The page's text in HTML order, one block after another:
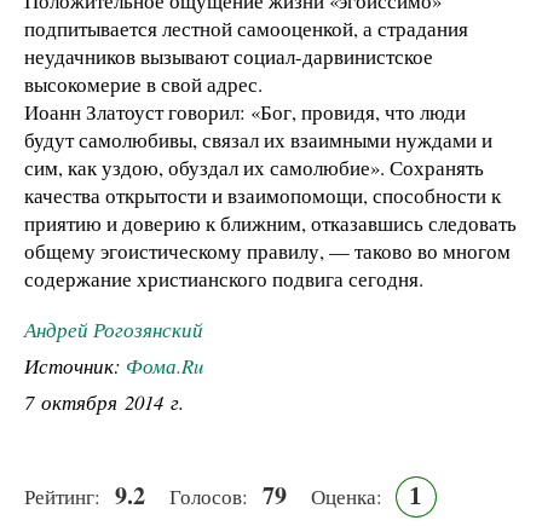
подпитывается лестной самооценкой, а страдания
неудачников вызывают социал-дарвинистское
высокомерие в свой адрес.
Иоанн Златоуст говорил: «Бог, провидя, что люди
будут самолюбивы, связал их взаимными нуждами и
сим, как уздою, обуздал их самолюбие». Сохранять
качества открытости и взаимопомощи, способности к
приятию и доверию к ближним, отказавшись следовать
общему эгоистическому правилу, — таково во многом
содержание христианского подвига сегодня.
Андрей Рогозянский
Источник: Фома.Ru
7 октября 2014 г.
Рейтинг: 9.2 Голосов: 79 Оценка: 1